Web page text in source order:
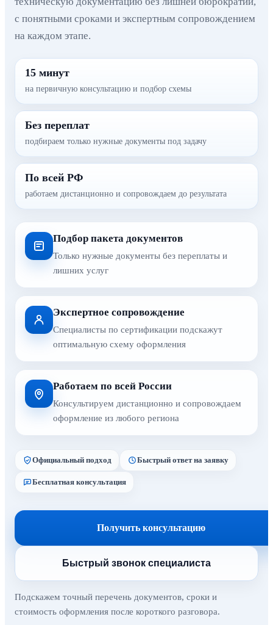
с понятными сроками и экспертным сопровождением
на каждом этапе.
15 минут
на первичную консультацию и подбор схемы
Без переплат
подбираем только нужные документы под задачу
По всей РФ
работаем дистанционно и сопровождаем до результата
Подбор пакета документов
Только нужные документы без переплаты и
лишних услуг
Экспертное сопровождение
Специалисты по сертификации подскажут
оптимальную схему оформления
Работаем по всей России
Консультируем дистанционно и сопровождаем
оформление из любого региона
Официальный подход Быстрый ответ на заявку
Бесплатная консультация
Получить консультацию
Быстрый звонок специалиста
Подскажем точный перечень документов, сроки и
стоимость оформления после короткого разговора.